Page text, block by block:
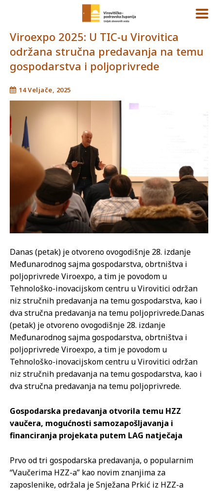
Viroexpo 2025: U TIC-u Virovitica
održana stručna predavanja na temu
gospodarstva i poljoprivrede
14 Veljače, 2025
Danas (petak) je otvoreno ovogodišnje 28. izdanje
Međunarodnog sajma gospodarstva, obrtništva i
poljoprivrede Viroexpo, a tim je povodom u
Tehnološko-inovacijskom centru u Virovitici održan
niz stručnih predavanja na temu gospodarstva, kao i
dva stručna predavanja na temu poljoprivrede.Danas
(petak) je otvoreno ovogodišnje 28. izdanje
Međunarodnog sajma gospodarstva, obrtništva i
poljoprivrede Viroexpo, a tim je povodom u
Tehnološko-inovacijskom centru u Virovitici održan
niz stručnih predavanja na temu gospodarstva, kao i
dva stručna predavanja na temu poljoprivrede.
Gospodarska predavanja otvorila temu HZZ
vaučera, mogućnosti samozapošljavanja i
financiranja projekata putem LAG natječaja
Prvo od tri gospodarska predavanja, o popularnim
“Vaučerima HZZ-a” kao novim znanjima za
zaposlenike, održala je Snježana Prkić iz HZZ-a